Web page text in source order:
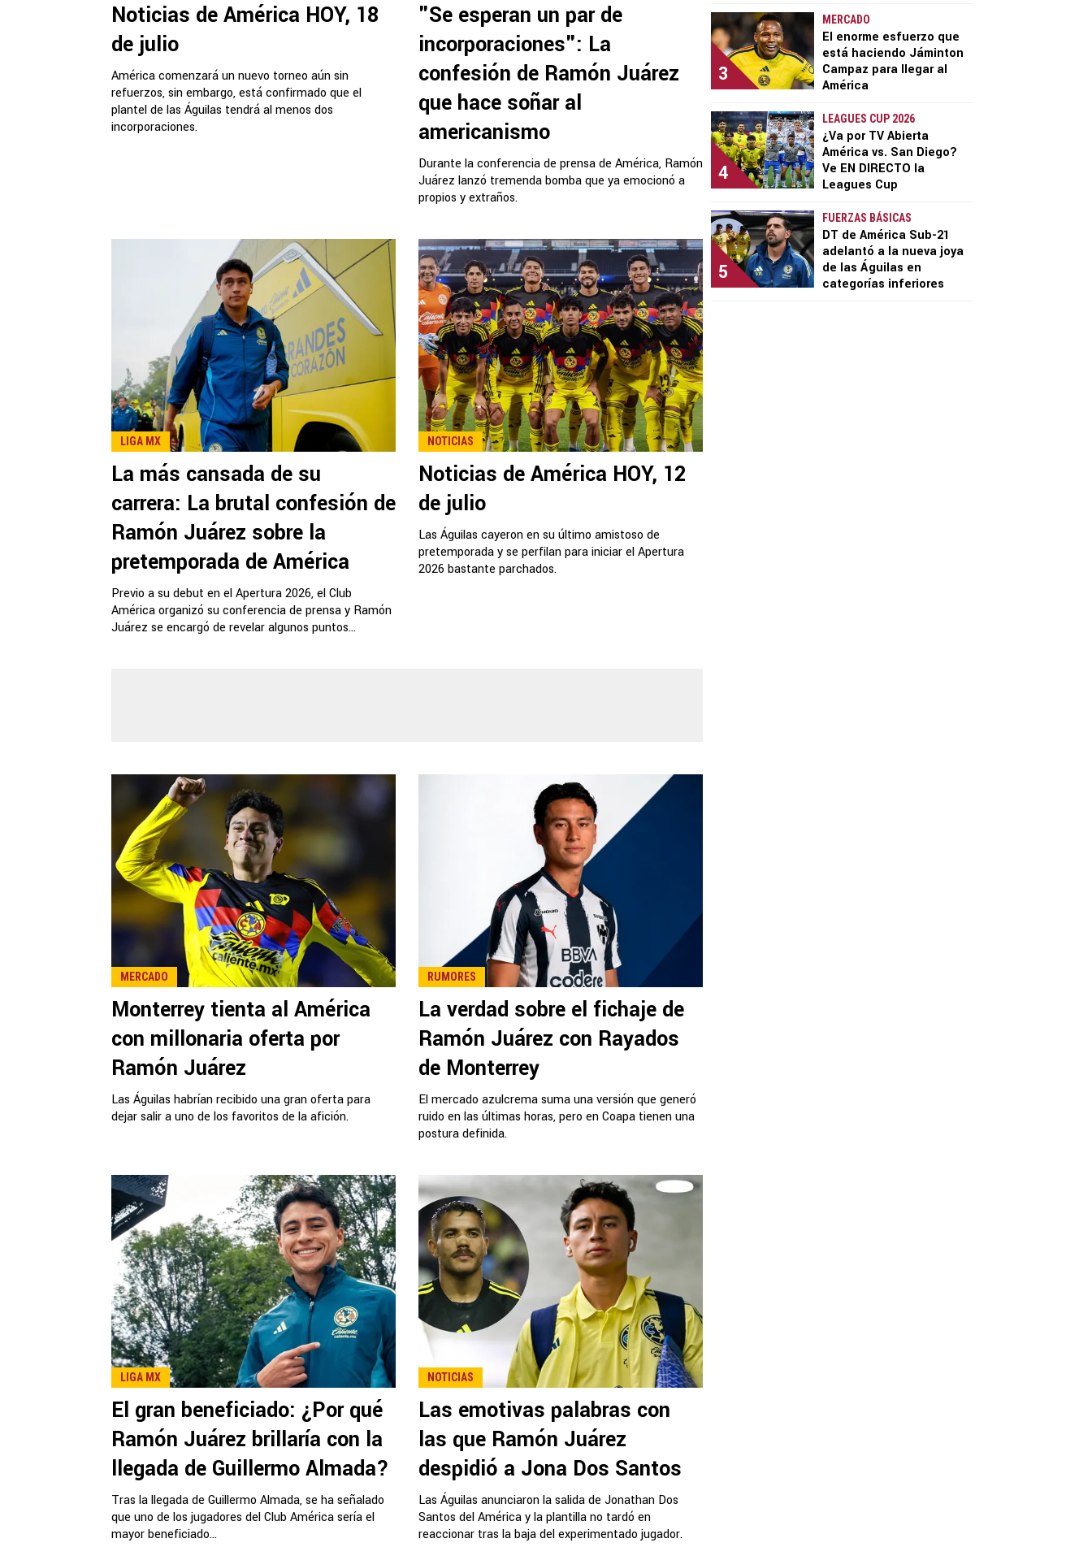
Noticias de América HOY, 18
de julio
América comenzará un nuevo torneo aún sin
refuerzos, sin embargo, está confirmado que el
plantel de las Águilas tendrá al menos dos
incorporaciones.
"Se esperan un par de
incorporaciones": La
confesión de Ramón Juárez
que hace soñar al
americanismo
Durante la conferencia de prensa de América, Ramón
Juárez lanzó tremenda bomba que ya emocionó a
propios y extraños.
LIGA MX
La más cansada de su
carrera: La brutal confesión de
Ramón Juárez sobre la
pretemporada de América
Previo a su debut en el Apertura 2026, el Club
América organizó su conferencia de prensa y Ramón
Juárez se encargó de revelar algunos puntos...
NOTICIAS
Noticias de América HOY, 12
de julio
Las Águilas cayeron en su último amistoso de
pretemporada y se perfilan para iniciar el Apertura
2026 bastante parchados.
MERCADO
Monterrey tienta al América
con millonaria oferta por
Ramón Juárez
Las Águilas habrían recibido una gran oferta para
dejar salir a uno de los favoritos de la afición.
RUMORES
La verdad sobre el fichaje de
Ramón Juárez con Rayados
de Monterrey
El mercado azulcrema suma una versión que generó
ruido en las últimas horas, pero en Coapa tienen una
postura definida.
LIGA MX
El gran beneficiado: ¿Por qué
Ramón Juárez brillaría con la
llegada de Guillermo Almada?
Tras la llegada de Guillermo Almada, se ha señalado
que uno de los jugadores del Club América sería el
mayor beneficiado...
NOTICIAS
Las emotivas palabras con
las que Ramón Juárez
despidió a Jona Dos Santos
Las Águilas anunciaron la salida de Jonathan Dos
Santos del América y la plantilla no tardó en
reaccionar tras la baja del experimentado jugador.
3
MERCADO
El enorme esfuerzo que
está haciendo Jáminton
Campaz para llegar al
América
4
LEAGUES CUP 2026
¿Va por TV Abierta
América vs. San Diego?
Ve EN DIRECTO la
Leagues Cup
5
FUERZAS BÁSICAS
DT de América Sub-21
adelantó a la nueva joya
de las Águilas en
categorías inferiores